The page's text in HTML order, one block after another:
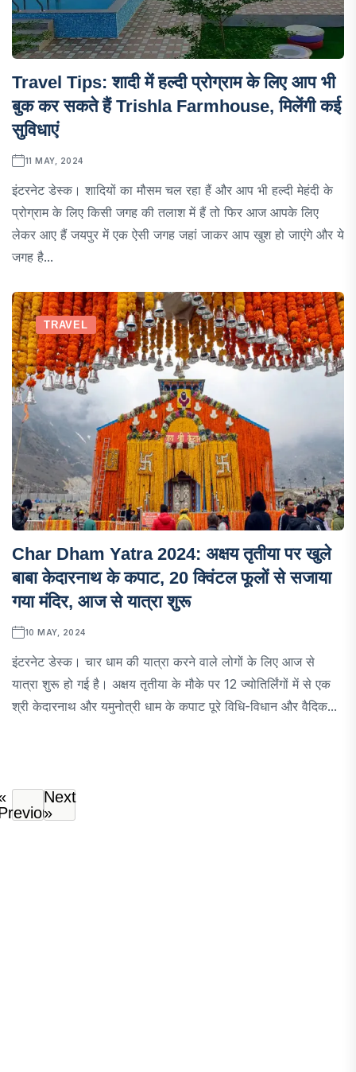
Travel Tips: शादी में हल्दी प्रोग्राम के लिए आप भी
बुक कर सकते हैं Trishla Farmhouse, मिलेंगी कई
सुविधाएं
11 MAY, 2024
इंटरनेट डेस्क। शादियों का मौसम चल रहा हैं और आप भी हल्दी मेहंदी के
प्रोग्राम के लिए किसी जगह की तलाश में हैं तो फिर आज आपके लिए
लेकर आए हैं जयपुर में एक ऐसी जगह जहां जाकर आप खुश हो जाएंगे और ये
जगह है...
TRAVEL
Char Dham Yatra 2024: अक्षय तृतीया पर खुले
बाबा केदारनाथ के कपाट, 20 क्विंटल फूलों से सजाया
गया मंदिर, आज से यात्रा शुरू
10 MAY, 2024
इंटरनेट डेस्क। चार धाम की यात्रा करने वाले लोगों के लिए आज से
यात्रा शुरू हो गई है। अक्षय तृतीया के मौके पर 12 ज्योतिर्लिंगों में से एक
श्री केदारनाथ और यमुनोत्री धाम के कपाट पूरे विधि-विधान और वैदिक...
Next
»